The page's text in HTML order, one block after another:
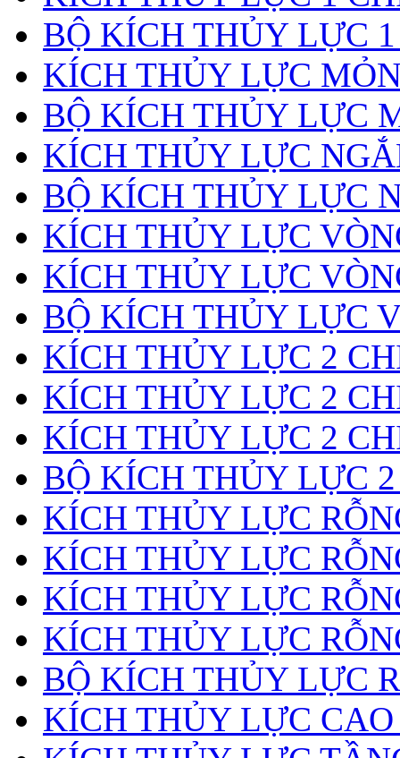
BỘ KÍCH THỦY LỰC
KÍCH THỦY LỰC
BỘ KÍCH THỦY LỰC
KÍCH THỦY LỰC
BỘ KÍCH THỦY LỰC
KÍCH THỦY LỰC
KÍCH THỦY LỰC
BỘ KÍCH THỦY LỰC
KÍCH THỦY LỰC 2
KÍCH THỦY LỰC 2
KÍCH THỦY LỰC 2
BỘ KÍCH THỦY LỰC
KÍCH THỦY LỰC
KÍCH THỦY LỰC
KÍCH THỦY LỰC
KÍCH THỦY LỰC
BỘ KÍCH THỦY LỰC
KÍCH THỦY LỰC